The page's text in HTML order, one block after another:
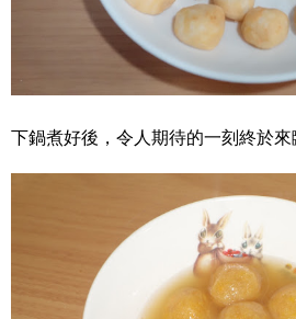
下鍋煮好後，令人期待的一刻終於來